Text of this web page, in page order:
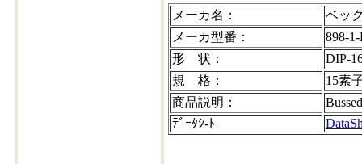
メーカ名：
ベッ
メーカ型番：
898-
形 状：
DIP-
規 格：
15素
商品説明：
ﾃﾞｰﾀｼ-ﾄ